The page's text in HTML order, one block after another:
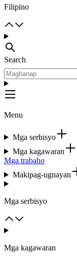
Filipino
Search
Menu
Mga serbisyo
Mga kagawaran
Mga trabaho
Makipag-ugnayan
Mga serbisyo
Mga kagawaran